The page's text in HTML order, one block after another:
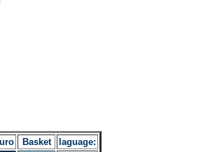
Basket laguage: